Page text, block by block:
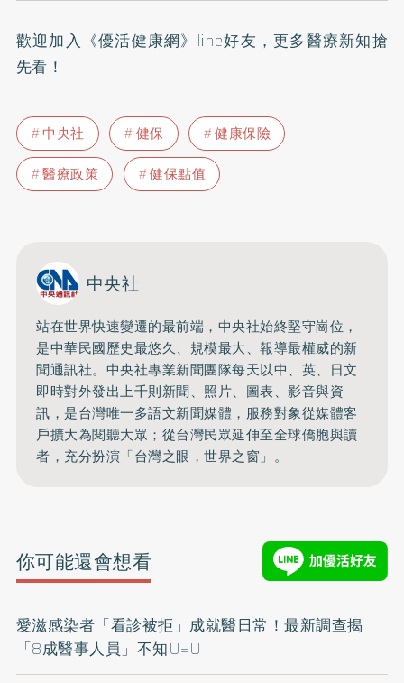
歡迎加入《優活健康網》line好友 ，更多醫療新知搶
先看！
中央社 健保
健康保險
醫療政策
健保點值
中央社
站在世界快速變遷的最前端，中央社始終堅守崗位，
是中華民國歷史最悠久、規模最大、報導最權威的新
聞通訊社。中央社專業新聞團隊每天以中、英、日文
即時對外發出上千則新聞、照片、圖表、影音與資
訊，是台灣唯一多語文新聞媒體，服務對象從媒體客
戶擴大為閱聽大眾；從台灣民眾延伸至全球僑胞與讀
者，充分扮演「台灣之眼，世界之窗」。
你可能還會想看
愛滋感染者「看診被拒」成就醫日常！最新調查揭
「8成醫事人員」不知U=U